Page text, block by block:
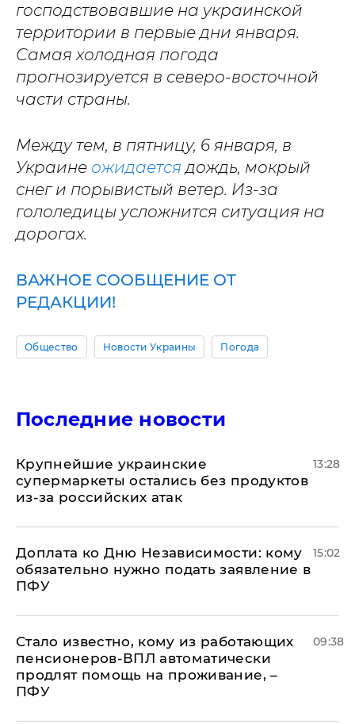
господствовавшие на украинской
территории в первые дни января.
Самая холодная погода
прогнозируется в северо-восточной
части страны.
Между тем, в пятницу, 6 января, в
Украине ожидается дождь, мокрый
снег и порывистый ветер. Из-за
гололедицы усложнится ситуация на
дорогах.
ВАЖНОЕ СООБЩЕНИЕ ОТ
РЕДАКЦИИ!
Общество Новости Украины Погода
Последние новости
Крупнейшие украинские
супермаркеты остались без продуктов
из-за российских атак
13:28
Доплата ко Дню Независимости: кому
обязательно нужно подать заявление в
ПФУ
15:02
Стало известно, кому из работающих
пенсионеров-ВПЛ автоматически
продлят помощь на проживание, –
ПФУ
09:38